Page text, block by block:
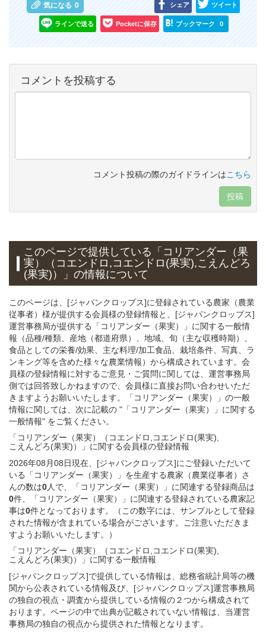
気になる 0 シェア ツイート
ラインで送る Pocketに保存 ブックマーク 0
コメントを投稿する
コメント投稿の際のガイドラインはこちら
投稿
このページで提供している 「コリアンダー（果
実）（コエンドロ,コエンドロ(果実),こえんどろ
(果実)）」の情報について
このページは、[ジャパンクロップス]に登録されている農家（農業
従事者）様が提供する会員様の登録情報と、[ジャパンクロップス]
運営事務局が提供する「コリアンダー（果実）」に関する一般情
報（品種/種類、産地（都道府県）、地域、旬（主な収穫時期）、
食品としての栄養/効果、主な料理/加工食品、栽培条件、写真、ラ
ンキング等を含めた様々な農業情報）から構成されています。会
員様の登録情報に対するご意見・ご質問に関しては、運営事務局
側では回答致しかねますので、会員様に直接お問い合わせいただ
きますようお願いいたします。「コリアンダー（果実）」の一般
情報に関しては、次に記載の "「コリアンダー（果実）」に関する
一般情報" をご覧ください。
「コリアンダー（果実）（コエンドロ,コエンドロ(果実),
こえんどろ(果実)）」 に関する会員様の登録情報
2026年08月08日現在、[ジャパンクロップス]にご登録いただいて
いる「コリアンダー（果実）」を生産する農家（農業従事者）さ
んの数は0人で、「コリアンダー（果実）」に関連する登録商品は
0件、「コリアンダー（果実）」に関連する登録されている農家記
事は0件となっております。（この数字には、サンプルとして登録
された情報が含まれている場合がございます。ご注意いただきま
すようお願いいたします。）
「コリアンダー（果実）（コエンドロ,コエンドロ(果実),
こえんどろ(果実)）」 に関する一般情報
[ジャパンクロップス]で提供している情報は、総務省統計局等の機
関から公表されている情報及び、[ジャパンクロップス]運営事務局
の独自の視点・調査から提供している情報の２つから構成されて
おります。ページの中で出典が記載されていない情報は、当運営
事務局の独自の視点から提供された情報となります。